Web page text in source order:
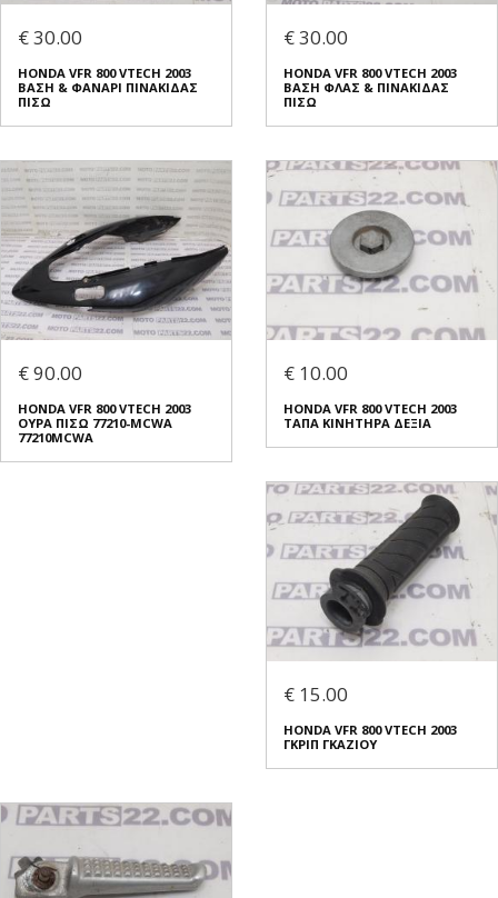
€ 30.00
HONDA VFR 800 VTECH 2003
ΒΑΣΗ & ΦΑΝΑΡΙ ΠΙΝΑΚΙΔΑΣ
ΠΙΣΩ
€ 30.00
HONDA VFR 800 VTECH 2003
ΒΑΣΗ ΦΛΑΣ & ΠΙΝΑΚΙΔΑΣ
ΠΙΣΩ
€ 90.00
HONDA VFR 800 VTECH 2003
ΟΥΡΑ ΠΙΣΩ 77210-MCWA
77210MCWA
€ 10.00
HONDA VFR 800 VTECH 2003
ΤΑΠΑ ΚΙΝΗΤΗΡΑ ΔΕΞΙΑ
€ 15.00
HONDA VFR 800 VTECH 2003
ΓΚΡΙΠ ΓΚΑΖΙΟΥ